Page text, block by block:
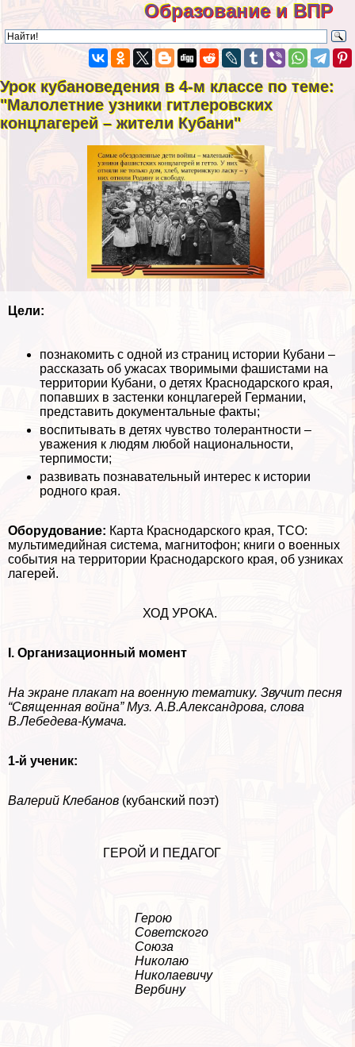
Образование и ВПР
Урок кубановедения в 4-м классе по теме:
"Малолетние узники гитлеровских
концлагерей – жители Кубани"
Цели:
познакомить с одной из страниц истории Кубани –
рассказать об ужасах творимыми фашистами на
территории Кубани, о детях Краснодарского края,
попавших в застенки концлагерей Германии,
представить документальные факты;
воспитывать в детях чувство толерантности –
уважения к людям любой национальности,
терпимости;
развивать познавательный интерес к истории
родного края.
Оборудование: Карта Краснодарского края, ТСО:
мультимедийная система, магнитофон; книги о военных
события на территории Краснодарского края, об узниках
лагерей.
ХОД УРОКА.
I. Организационный момент
На экране плакат на военную тематику. Звучит песня
“Священная война” Муз. А.В.Александрова, слова
В.Лебедева-Кумача.
1-й ученик:
Валерий Клебанов (кубанский поэт)
ГЕРОЙ И ПЕДАГОГ
Герою
Советского
Союза
Николаю
Николаевичу
Вербину